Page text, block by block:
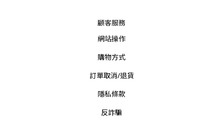
顧客服務
網站操作
購物方式
訂單取消/退貨
隱私條款
反詐騙